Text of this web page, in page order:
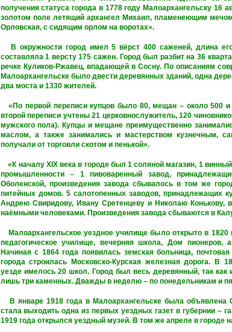
получения статуса города в 1778 году Малоархангельску 16
золотом поле летящий архангел Михаил, пламенеющим
Орловская, с сидящим орлом на воротах».
В окружности город имел 5 вёрст 400 саженей, длина
составляла 1 версту 175 сажен. Город был разбит на 36
речке Куликов-Ржавец, впадающей в Сосну. По описаниям
Малоархангельске было двести деревянных зданий, одна
два моста и 1330 жителей.
«По первой переписи купцов было 80, мещан – около 500 и
второй переписи учтены 21 церковнослужитель, 120
мужского пола). Купцы и мещане преимущественно
маслом, а также занимались и мастерством кузнечным,
получали от торговли скотом и пенькой».
«К началу ХIХ века в городе был 1 соляной магазин, 1
промышленности – 1 пивоваренный завод,
Оболенской, произведения завода сбывалось в том же
питейных домов. 5 салотопенных заводов, принадлежащих
Андрею Свиридову, Ивану Сретенцеву и Николаю Конькову,
наёмными человеками. Произведения завода сбываются в
Малоархангельское уездное училище было открыто в 1820
педагогическое училище, вечерняя школа, Дом пионеров,
Начиная с 1864 года появилась земская больница,
города строилась Московско-Курская железная дорога. В
уезде имелось 20 школ. Город был весь деревянный, так как
лишь три каменных. Дважды в неделю – по понедельникам и
В январе 1918 года в Малоархангельске была объявлена
стала выходить одна из первых уездных газет в губернии –
1919 года открылся уездный музей. В том же апреле в городе